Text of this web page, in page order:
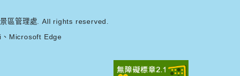
區管理處. All rights reserved.
Microsoft Edge